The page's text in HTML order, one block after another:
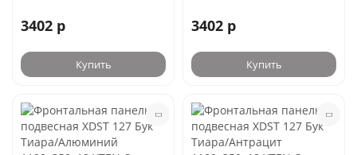
3402 р
Купить
3402 р
Купить